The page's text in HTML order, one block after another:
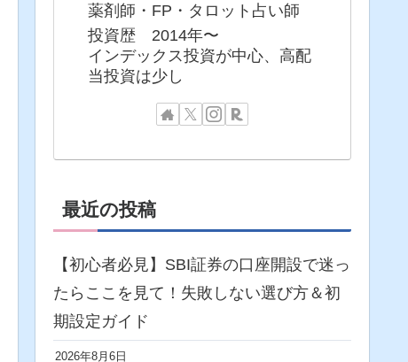
薬剤師・FP・タロット占い師
投資歴 2014年〜
インデックス投資が中心、高配
当投資は少し
最近の投稿
【初心者必見】SBI証券の口座開設で迷っ
たらここを見て！失敗しない選び方＆初
期設定ガイド
2026年8月6日